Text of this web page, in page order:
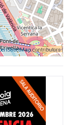
contributors